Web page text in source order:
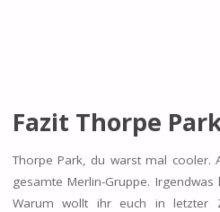
Fazit Thorpe
Thorpe Park, du warst mal cooler.
gesamte Merlin-Gruppe.
Warum wollt ihr euch in letzter